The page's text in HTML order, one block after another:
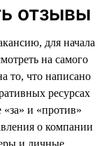
отзывы
для начала
на самого
то, что написано
ресурсах
и «против»
о компании
и личные